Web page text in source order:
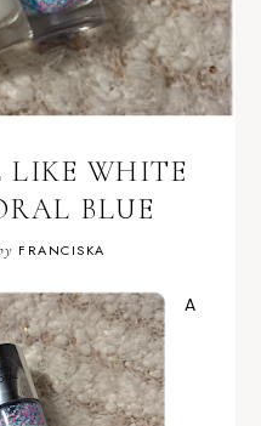
LIKE WHITE
BLUE
FRANCISKA
A